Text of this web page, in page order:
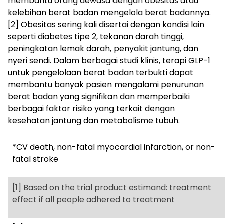
kelebihan berat badan mengelola berat badannya.
[2] Obesitas sering kali disertai dengan kondisi lain
seperti diabetes tipe 2, tekanan darah tinggi,
peningkatan lemak darah, penyakit jantung, dan
nyeri sendi. Dalam berbagai studi klinis, terapi GLP-1
untuk pengelolaan berat badan terbukti dapat
membantu banyak pasien mengalami penurunan
berat badan yang signifikan dan memperbaiki
berbagai faktor risiko yang terkait dengan
kesehatan jantung dan metabolisme tubuh.
*CV death, non-fatal myocardial infarction, or non-
fatal stroke
[1] Based on the trial product estimand: treatment
effect if all people adhered to treatment